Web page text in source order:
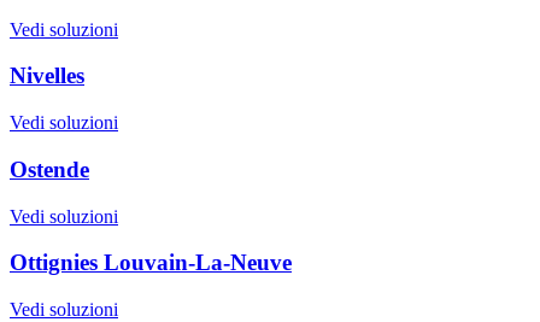
Vedi soluzioni
Nivelles
Vedi soluzioni
Ostende
Vedi soluzioni
Ottignies Louvain-La-Neuve
Vedi soluzioni